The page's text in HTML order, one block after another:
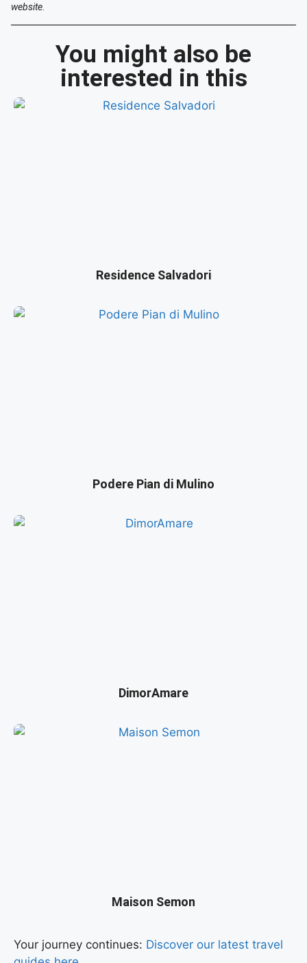
website.
You might also be
interested in this
Residence Salvadori
Podere Pian di Mulino
DimorAmare
Maison Semon
Your journey continues: Discover our latest travel